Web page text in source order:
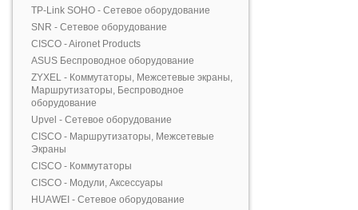
TP-Link SOHO - Сетевое оборудование
SNR - Сетевое оборудование
CISCO - Aironet Products
ASUS Беспроводное оборудование
ZYXEL - Коммутаторы, Межсетевые экраны,
Маршрутизаторы, Беспроводное
оборудование
Upvel - Сетевое оборудование
CISCO - Маршрутизаторы, Межсетевые
Экраны
CISCO - Коммутаторы
CISCO - Модули, Аксессуары
HUAWEI - Сетевое оборудование